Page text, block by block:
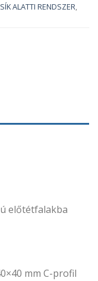
ALATTI RENDSZER
előtétfalakba
mm C-profil